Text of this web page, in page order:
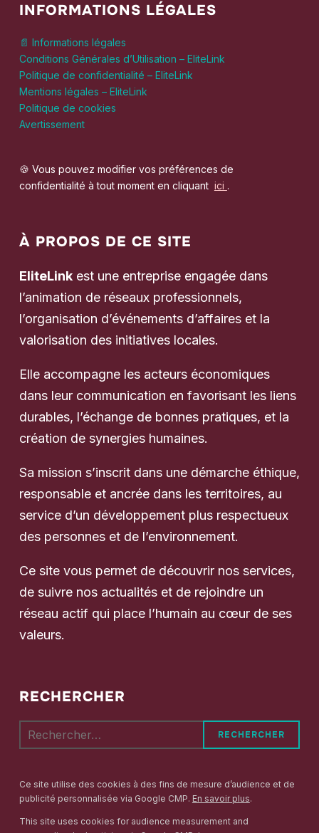
INFORMATIONS LÉGALES
📄 Informations légales
Conditions Générales d’Utilisation – EliteLink
Politique de confidentialité – EliteLink
Mentions légales – EliteLink
Politique de cookies
Avertissement
🍪 Vous pouvez modifier vos préférences de
confidentialité à tout moment en cliquant ici .
À PROPOS DE CE SITE
EliteLinkest une entreprise engagée dans
l’animation de réseaux professionnels,
l’organisation d’événements d’affaires et la
valorisation des initiatives locales.
Elle accompagne les acteurs économiques
dans leur communication en favorisant les liens
durables, l’échange de bonnes pratiques, et la
création de synergies humaines.
Sa mission s’inscrit dans une démarche éthique,
responsable et ancrée dans les territoires, au
service d’un développement plus respectueux
des personnes et de l’environnement.
Ce site vous permet de découvrir nos services,
de suivre nos actualités et de rejoindre un
réseau actif qui place l’humain au cœur de ses
valeurs.
RECHERCHER
Rechercher :
Ce site utilise des cookies à des fins de mesure d’audience et de
publicité personnalisée via Google CMP. En savoir plus.
This site uses cookies for audience measurement and